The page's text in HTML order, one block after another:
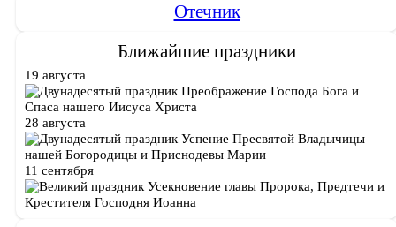
Отечник
Ближайшие праздники
19 августа
Преображение Господа Бога и
Спаса нашего Иисуса Христа
28 августа
Успение Пресвятой Владычицы
нашей Богородицы и Приснодевы Марии
11 сентября
Усекновение главы Пророка, Предтечи и
Крестителя Господня Иоанна